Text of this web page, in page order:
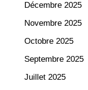
Décembre 2025
Novembre 2025
Octobre 2025
Septembre 2025
Juillet 2025